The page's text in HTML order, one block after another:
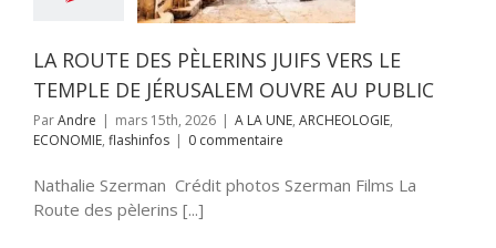
LA ROUTE DES PÈLERINS JUIFS VERS LE
TEMPLE DE JÉRUSALEM OUVRE AU PUBLIC
ParAndre | mars 15th, 2026 | A LA UNE, ARCHEOLOGIE,
ECONOMIE, flashinfos | 0 commentaire
Nathalie Szerman Crédit photos Szerman Films La
Route des pèlerins [...]